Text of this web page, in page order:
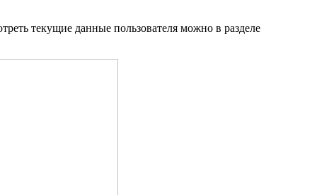
текущие данные пользователя можно в разделе